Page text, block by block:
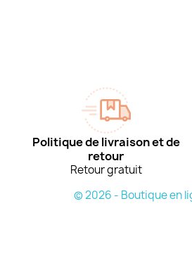
Politique de livraison et de
retour
Retour gratuit
© 2026 - Boutique en